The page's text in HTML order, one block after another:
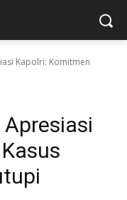
Kapolri: Komitmen